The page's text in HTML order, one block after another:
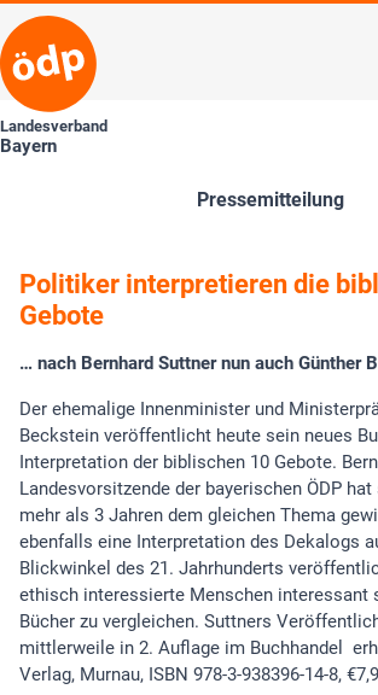
Landesverband
Bayern
Pressemitteilung
Politiker interpretieren die
Gebote
… nach Bernhard Suttner nun auch Günther
Der ehemalige Innenminister und
Beckstein veröffentlicht heute sein neues
Interpretation der biblischen 10 Gebote.
Landesvorsitzende der bayerischen ÖDP
mehr als 3 Jahren dem gleichen Thema
ebenfalls eine Interpretation des Dekalogs
Blickwinkel des 21. Jahrhunderts
ethisch interessierte Menschen interessant
Bücher zu vergleichen. Suttners
mittlerweile in 2. Auflage im Buchhandel
Verlag, Murnau, ISBN 978-3-938396-14-8,